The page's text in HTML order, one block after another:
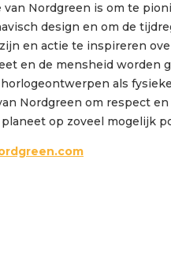
van Nordgreen is om te
design en om de
en actie te inspireren
en de mensheid worden
als
Nordgreen om respect
op zoveel mogelijk